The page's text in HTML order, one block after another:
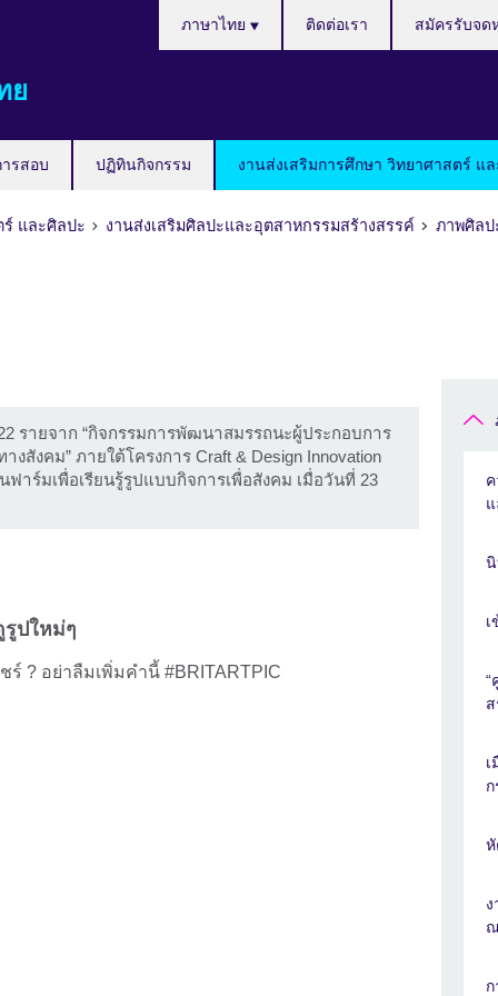
ย
ารสอบ ปฏิทินกิจกรรม งานส่งเสริมการศึกษา วิทยาศาสตร์ แ
Languages
ภาษาไทย ติดต่อเรา สมัครรับจด
ร์ และศิลปะ งานส่งเสริมศิลปะและอุตสาหกรรมสร้างสรรค์ ภาพศิลป
รายจาก “กิจกรรมการพัฒนาสมรรถนะผู้ประกอบการ
สังคม” ภายใต้โครงการ Craft & Design Innovation
ฟาร์มเพื่อเรียนรู้รูปแบบกิจการเพื่อสังคม เมื่อวันที่ 23
ปใหม่ๆ
? อย่าลืมเพิ่มคำนี้ #BRITARTPIC
นิ
ก